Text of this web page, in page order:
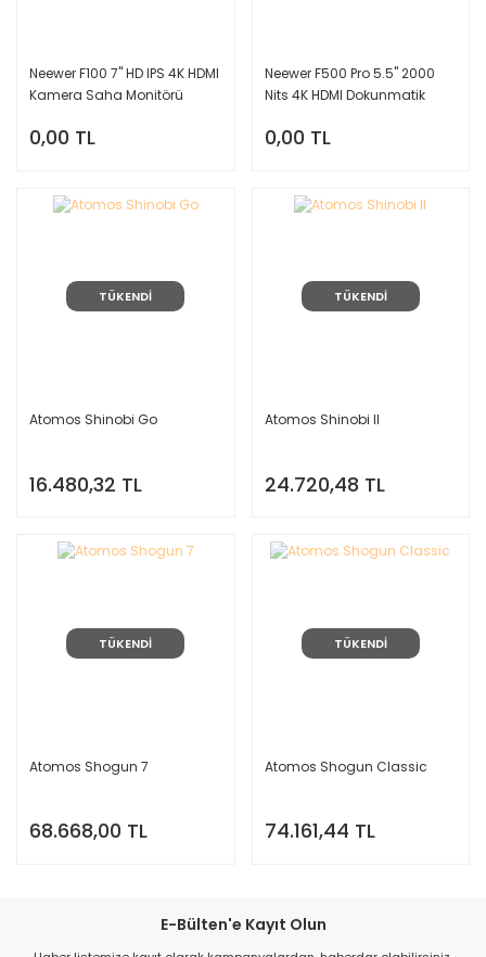
Neewer F100 7'' HD IPS 4K HDMI
Kamera Saha Monitörü
0,00 TL
Neewer F500 Pro 5.5'' 2000
Nits 4K HDMI Dokunmatik
0,00 TL
TÜKENDİ
Atomos Shinobi Go
16.480,32 TL
TÜKENDİ
Atomos Shinobi II
24.720,48 TL
TÜKENDİ
Atomos Shogun 7
68.668,00 TL
TÜKENDİ
Atomos Shogun Classic
74.161,44 TL
E-Bülten'e Kayıt Olun